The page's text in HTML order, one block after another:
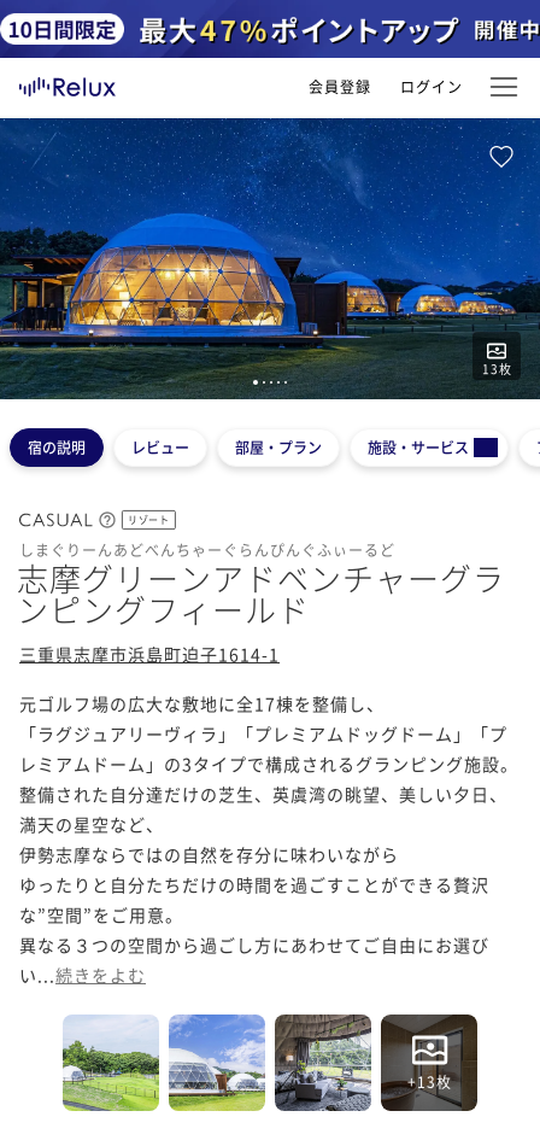
会員登録 ログイン
13枚
1 2 3 45
宿の説明 レビュー 部屋・プラン 施設・サービス
リゾート
しまぐりーんあどべんちゃーぐらんぴんぐふぃーるど
志摩グリーンアドベンチャーグラ
ンピングフィールド
三重県志摩市浜島町迫子1614-1
元ゴルフ場の広大な敷地に全17棟を整備し、
「ラグジュアリーヴィラ」「プレミアムドッグドーム」「プ
レミアムドーム」の3タイプで構成されるグランピング施設。
整備された自分達だけの芝生、英虞湾の眺望、美しい夕日、
満天の星空など、
伊勢志摩ならではの自然を存分に味わいながら
ゆったりと自分たちだけの時間を過ごすことができる贅沢
な”空間”をご用意。
異なる３つの空間から過ごし方にあわせてご自由にお選び
い... 続きをよむ
+13枚